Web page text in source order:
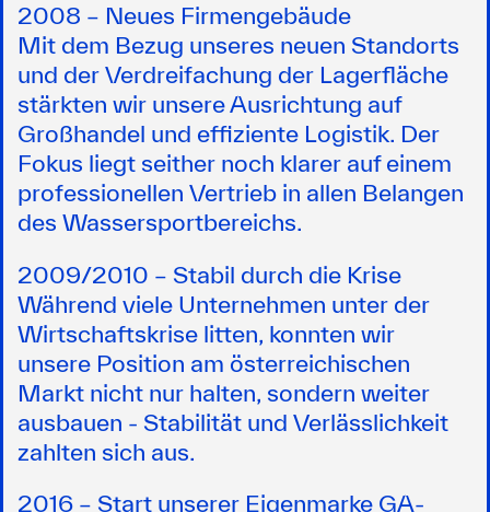
2008 – Neues Firmengebäude
Mit dem Bezug unseres neuen Standorts
und der Verdreifachung der Lagerfläche
stärkten wir unsere Ausrichtung auf
Großhandel und effiziente Logistik. Der
Fokus liegt seither noch klarer auf einem
professionellen Vertrieb in allen Belangen
des Wassersportbereichs.
2009/2010 – Stabil durch die Krise
Während viele Unternehmen unter der
Wirtschaftskrise litten, konnten wir
unsere Position am österreichischen
Markt nicht nur halten, sondern weiter
ausbauen - Stabilität und Verlässlichkeit
zahlten sich aus.
2016 – Start unserer Eigenmarke GA-